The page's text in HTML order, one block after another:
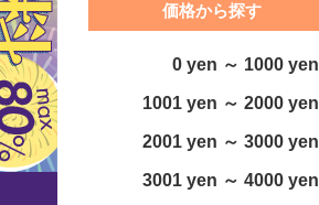
価格から探す
0 yen ～ 1000 yen
1001 yen ～ 2000 yen
2001 yen ～ 3000 yen
3001 yen ～ 4000 yen